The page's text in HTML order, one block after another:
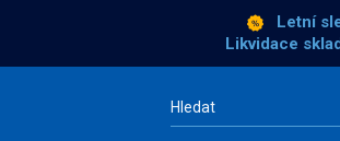
Letní
Likvidace
Vyhledávání